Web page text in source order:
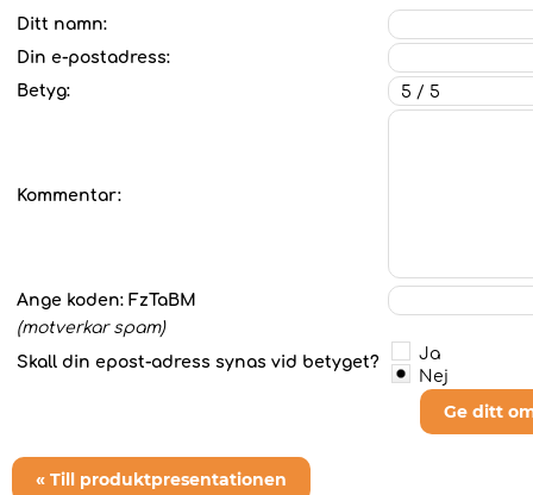
Ditt namn:
Din e-postadress:
Betyg:
Kommentar:
Ange koden: FzTaBM
(motverkar spam)
Skall din epost-adress synas vid betyget?
Ja
Nej
Ge ditt
« Till produktpresentationen